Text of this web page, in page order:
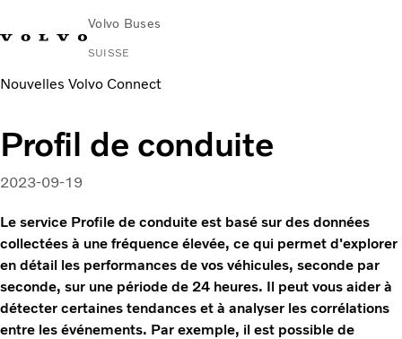
Volvo Buses
SUISSE
Nouvelles Volvo Connect
Profil de conduite
2023-09-19
Le service Profile de conduite est basé sur des données
collectées à une fréquence élevée, ce qui permet d'explorer
en détail les performances de vos véhicules, seconde par
seconde, sur une période de 24 heures. Il peut vous aider à
détecter certaines tendances et à analyser les corrélations
entre les événements. Par exemple, il est possible de